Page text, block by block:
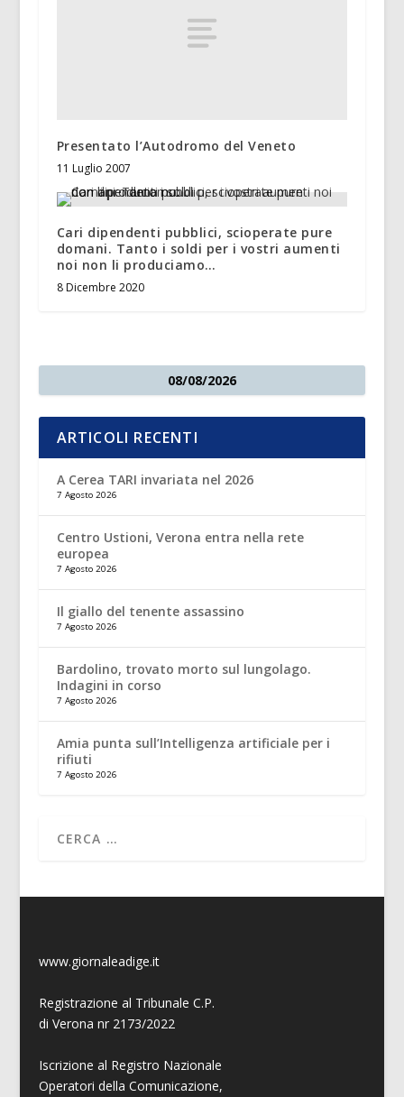
Presentato l’Autodromo del Veneto
11 Luglio 2007
Cari dipendenti pubblici, scioperate pure
domani. Tanto i soldi per i vostri aumenti
noi non li produciamo…
8 Dicembre 2020
08/08/2026
ARTICOLI RECENTI
A Cerea TARI invariata nel 2026
7 Agosto 2026
Centro Ustioni, Verona entra nella rete
europea
7 Agosto 2026
Il giallo del tenente assassino
7 Agosto 2026
Bardolino, trovato morto sul lungolago.
Indagini in corso
7 Agosto 2026
Amia punta sull’Intelligenza artificiale per i
rifiuti
7 Agosto 2026
www.giornaleadige.it
Registrazione al Tribunale C.P.
di Verona nr 2173/2022
Iscrizione al Registro Nazionale
Operatori della Comunicazione,